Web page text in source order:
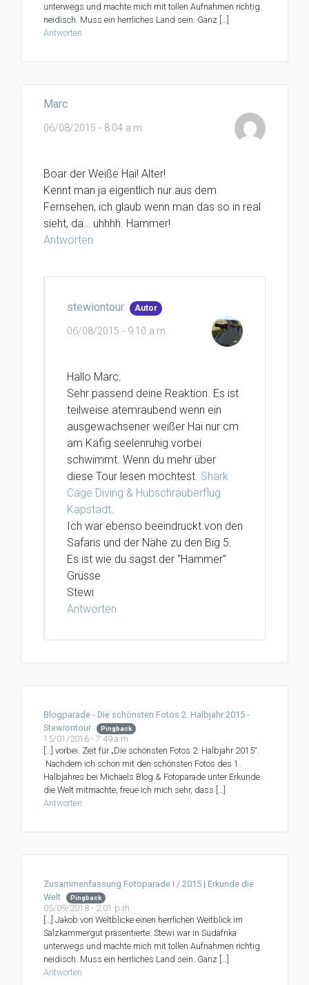
unterwegs und machte mich mit tollen Aufnahmen richtig
neidisch. Muss ein herrliches Land sein. Ganz […]
Antworten
Marc
06/08/2015 - 8:04 a.m.
Boar der Weiße Hai! Alter!
Kennt man ja eigentlich nur aus dem
Fernsehen, ich glaub wenn man das so in real
sieht, da… uhhhh. Hammer!
Antworten
stewiontour Autor
06/08/2015 - 9:10 a.m.
Hallo Marc.
Sehr passend deine Reaktion. Es ist
teilweise atemraubend wenn ein
ausgewachsener weißer Hai nur cm
am Käfig seelenruhig vorbei
schwimmt. Wenn du mehr über
diese Tour lesen möchtest. Shark
Cage Diving & Hubschrauberflug
Kapstadt.
Ich war ebenso beeindruckt von den
Safaris und der Nähe zu den Big 5.
Es ist wie du sagst der “Hammer”
Grüsse
Stewi
Antworten
Blogparade - Die schönsten Fotos 2. Halbjahr 2015 -
Stewiontour
Pingback
15/01/2016 - 7:49 a.m.
[…] vorbei. Zeit für „Die schönsten Fotos 2. Halbjahr 2015“.
Nachdem ich schon mit den schönsten Fotos des 1.
Halbjahres bei Michaels Blog & Fotoparade unter Erkunde
die Welt mitmachte, freue ich mich sehr, dass […]
Antworten
Zusammenfassung Fotoparade I / 2015 | Erkunde die
Welt
Pingback
05/09/2018 - 2:01 p.m.
[…] Jakob von Weltblicke einen herrlichen Weitblick im
Salzkammergut präsentierte. Stewi war in Südafrika
unterwegs und machte mich mit tollen Aufnahmen richtig
neidisch. Muss ein herrliches Land sein. Ganz […]
Antworten